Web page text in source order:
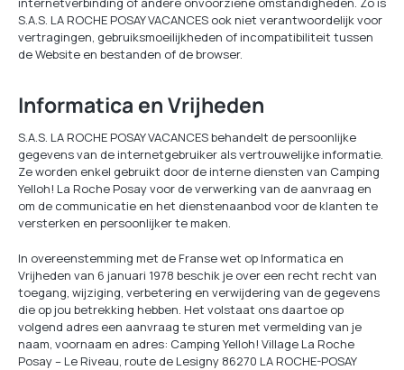
S.A.S. LA ROCHE POSAY VACANCES ook niet verantwoordelijk voor
vertragingen, gebruiksmoeilijkheden of incompatibiliteit tussen
de Website en bestanden of de browser.
Informatica en Vrijheden
S.A.S. LA ROCHE POSAY VACANCES behandelt de persoonlijke
gegevens van de internetgebruiker als vertrouwelijke informatie.
Ze worden enkel gebruikt door de interne diensten van Camping
Yelloh! La Roche Posay voor de verwerking van de aanvraag en
om de communicatie en het dienstenaanbod voor de klanten te
versterken en persoonlijker te maken.
In overeenstemming met de Franse wet op Informatica en
Vrijheden van 6 januari 1978 beschik je over een recht recht van
toegang, wijziging, verbetering en verwijdering van de gegevens
die op jou betrekking hebben. Het volstaat ons daartoe op
volgend adres een aanvraag te sturen met vermelding van je
naam, voornaam en adres: Camping Yelloh! Village La Roche
Posay – Le Riveau, route de Lesigny 86270 LA ROCHE-POSAY